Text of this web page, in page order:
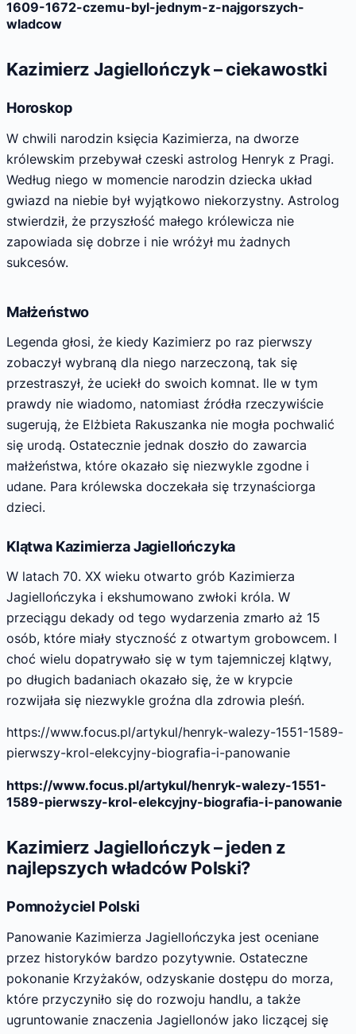
1609-1672-czemu-byl-jednym-z-najgorszych-
wladcow
Kazimierz Jagiellończyk – ciekawostki
Horoskop
W chwili narodzin księcia Kazimierza, na dworze
królewskim przebywał czeski astrolog Henryk z Pragi.
Według niego w momencie narodzin dziecka układ
gwiazd na niebie był wyjątkowo niekorzystny. Astrolog
stwierdził, że przyszłość małego królewicza nie
zapowiada się dobrze i nie wróżył mu żadnych
sukcesów.
Małżeństwo
Legenda głosi, że kiedy Kazimierz po raz pierwszy
zobaczył wybraną dla niego narzeczoną, tak się
przestraszył, że uciekł do swoich komnat. Ile w tym
prawdy nie wiadomo, natomiast źródła rzeczywiście
sugerują, że Elżbieta Rakuszanka nie mogła pochwalić
się urodą. Ostatecznie jednak doszło do zawarcia
małżeństwa, które okazało się niezwykle zgodne i
udane. Para królewska doczekała się trzynaściorga
dzieci.
Klątwa Kazimierza Jagiellończyka
W latach 70. XX wieku otwarto grób Kazimierza
Jagiellończyka i ekshumowano zwłoki króla. W
przeciągu dekady od tego wydarzenia zmarło aż 15
osób, które miały styczność z otwartym grobowcem. I
choć wielu dopatrywało się w tym tajemniczej klątwy,
po długich badaniach okazało się, że w krypcie
rozwijała się niezwykle groźna dla zdrowia pleśń.
https://www.focus.pl/artykul/henryk-walezy-1551-1589-
pierwszy-krol-elekcyjny-biografia-i-panowanie
https://www.focus.pl/artykul/henryk-walezy-1551-
1589-pierwszy-krol-elekcyjny-biografia-i-panowanie
Kazimierz Jagiellończyk – jeden z
najlepszych władców Polski?
Pomnożyciel Polski
Panowanie Kazimierza Jagiellończyka jest oceniane
przez historyków bardzo pozytywnie. Ostateczne
pokonanie Krzyżaków, odzyskanie dostępu do morza,
które przyczyniło się do rozwoju handlu, a także
ugruntowanie znaczenia Jagiellonów jako liczącej się